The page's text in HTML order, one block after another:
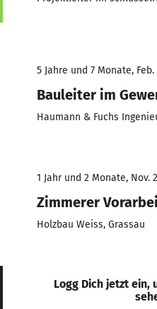
5 Jahre und 7 Monate,
Bauleiter im
Haumann & Fuchs
1 Jahr und 2 Monate, Nov.
Zimmerer
Holzbau Weiss, Grassau
Logg Dich jetzt ein,